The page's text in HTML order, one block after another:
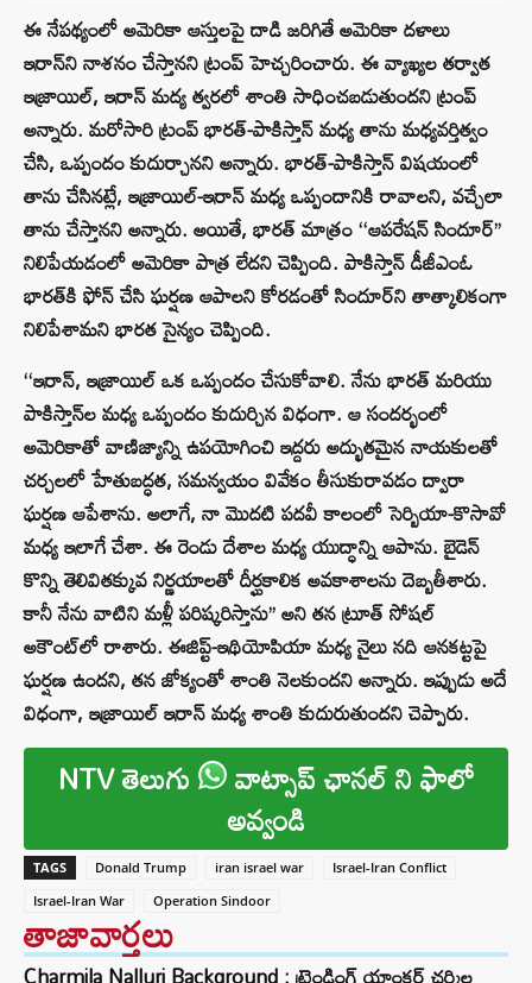
ఈ నేపథ్యంలో అమెరికా ఆస్తులపై దాడి జరిగితే అమెరికా దళాలు
ఇరాన్‌ని నాశనం చేస్తానని ట్రంప్ హెచ్చరించారు. ఈ వ్యాఖ్యల తర్వాత
ఇజ్రాయిల్, ఇరాన్ మద్య త్వరలో శాంతి సాధించబడుతుందని ట్రంప్
అన్నారు. మరోసారి ట్రంప్ భారత్-పాకిస్తాన్ మధ్య తాను మధ్యవర్తిత్వం
చేసి, ఒప్పందం కుదుర్చానని అన్నారు. భారత్-పాకిస్తాన్ విషయంలో
తాను చేసినట్లే, ఇజ్రాయిల్-ఇరాన్ మధ్య ఒప్పందానికి రావాలని, వచ్చేలా
తాను చేస్తానని అన్నారు. అయితే, భారత్ మాత్రం ‘‘ఆపరేషన్ సిందూర్’’
నిలిపేయడంలో అమెరికా పాత్ర లేదని చెప్పింది. పాకిస్తాన్ డీజీఎంఓ
భారత్‌కి ఫోన్ చేసి ఘర్షణ ఆపాలని కోరడంతో సిందూర్‌ని తాత్కాలికంగా
నిలిపేశామని భారత సైన్యం చెప్పింది.
‘‘ఇరాన్, ఇజ్రాయిల్ ఒక ఒప్పందం చేసుకోవాలి. నేను భారత్ మరియు
పాకిస్తాన్‌ల మధ్య ఒప్పందం కుదుర్చిన విధంగా. ఆ సందర్భంలో
అమెరికాతో వాణిజ్యాన్ని ఉపయోగించి ఇద్దరు అద్భుతమైన నాయకులతో
చర్చలలో హేతుబద్ధత, సమన్వయం వివేకం తీసుకురావడం ద్వారా
ఘర్షణ ఆపేశాను. అలాగే, నా మొదటి పదవీ కాలంలో సెర్బియా-కొసావో
మధ్య ఇలాగే చేశా. ఈ రెండు దేశాల మధ్య యుద్ధాన్ని ఆపాను. బైడెన్
కొన్ని తెలివితక్కువ నిర్ణయాలతో దీర్ఘకాలిక అవకాశాలను దెబ్బతీశారు.
కానీ నేను వాటిని మళ్లీ పరిష్కరిస్తాను’’ అని తన ట్రూత్ సోషల్
అకౌంట్‌లో రాశారు. ఈజిప్ట్-ఇథియోపియా మధ్య నైలు నది ఆనకట్టపై
ఘర్షణ ఉందని, తన జోక్యంతో శాంతి నెలకుందని అన్నారు. ఇప్పుడు అదే
విధంగా, ఇజ్రాయిల్ ఇరాన్ మధ్య శాంతి కుదురుతుందని చెప్పారు.
NTV తెలుగు వాట్సాప్ ఛానల్ ని ఫాలో
అవ్వండి
TAGS Donald Trump iran israel war
Israel-Iran Conflict
Israel-Iran War
Operation Sindoor
తాజావార్తలు